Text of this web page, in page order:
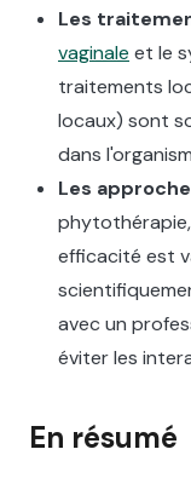
Les
vaginale et le
traitements
locaux) sont
dans
Les
efficacité est
avec un
éviter les
En résumé